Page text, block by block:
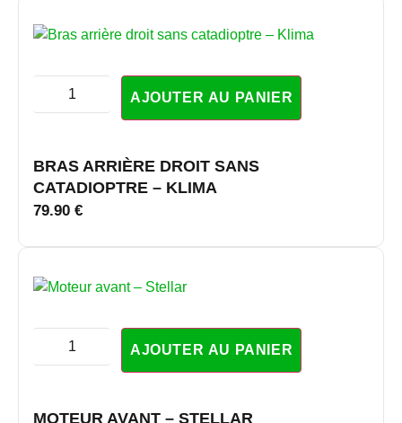
AJOUTER AU PANIER
BRAS ARRIÈRE DROIT SANS
CATADIOPTRE – KLIMA
79.90 €
AJOUTER AU PANIER
MOTEUR AVANT – STELLAR